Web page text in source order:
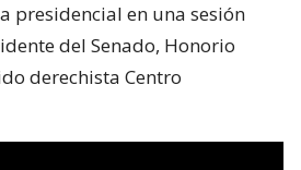
presidencial en una sesión
del Senado, Honorio
derechista Centro